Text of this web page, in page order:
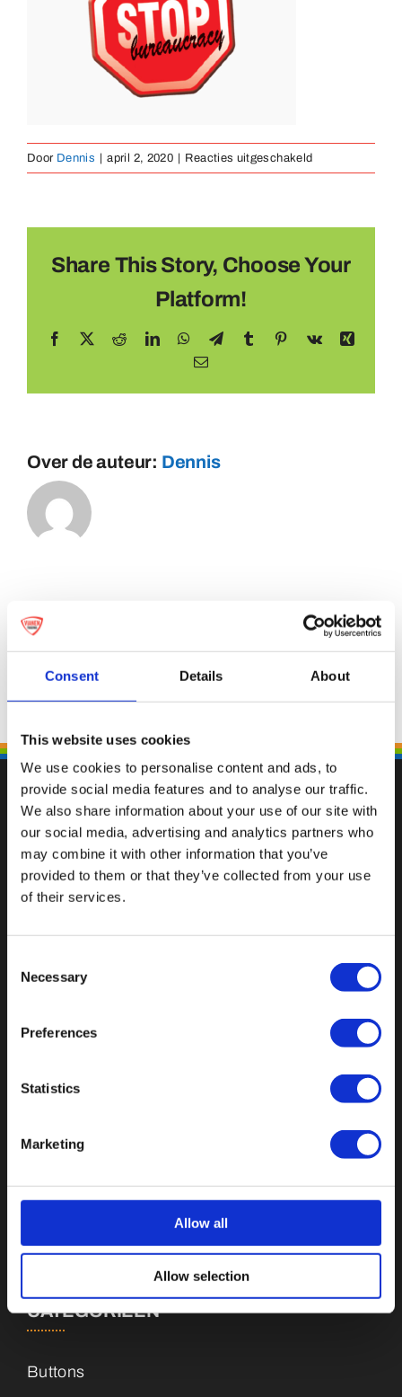
Consent Details About
This website uses cookies
We use cookies to personalise content and ads, to
provide social media features and to analyse our traffic.
We also share information about your use of our site with
our social media, advertising and analytics partners who
may combine it with other information that you’ve
provided to them or that they’ve collected from your use
of their services.
Selection
Necessary
Preferences
Statistics
Marketing
Allow all
Allow selection
Medailles
Contact
Door Dennis april 2, 2020 Reacties uitgeschakeldvoor
octobutton
Share This Story, Choose Your
Platform!
Facebook RedditLinkedInWhatsApp
TelegramTumblr Pinterest
Vk
Xing
E-
Over de auteur: Dennis
Val op met een unieke
Botnische Golf 9a, 3446CN Woerden
info@vianenonline.nl
+31 (0)34 8407 089
CATEGORIEËN
Buttons